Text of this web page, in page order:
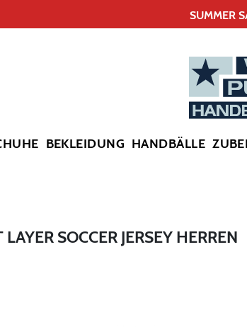
SUMMER
BEKLEIDUNG HANDBÄLLE
SOCCER JERSEY HERREN